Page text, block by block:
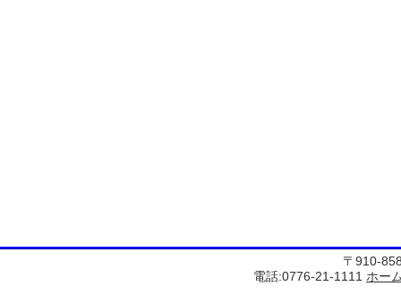
〒910-
電話:0776-21-1111 ホー